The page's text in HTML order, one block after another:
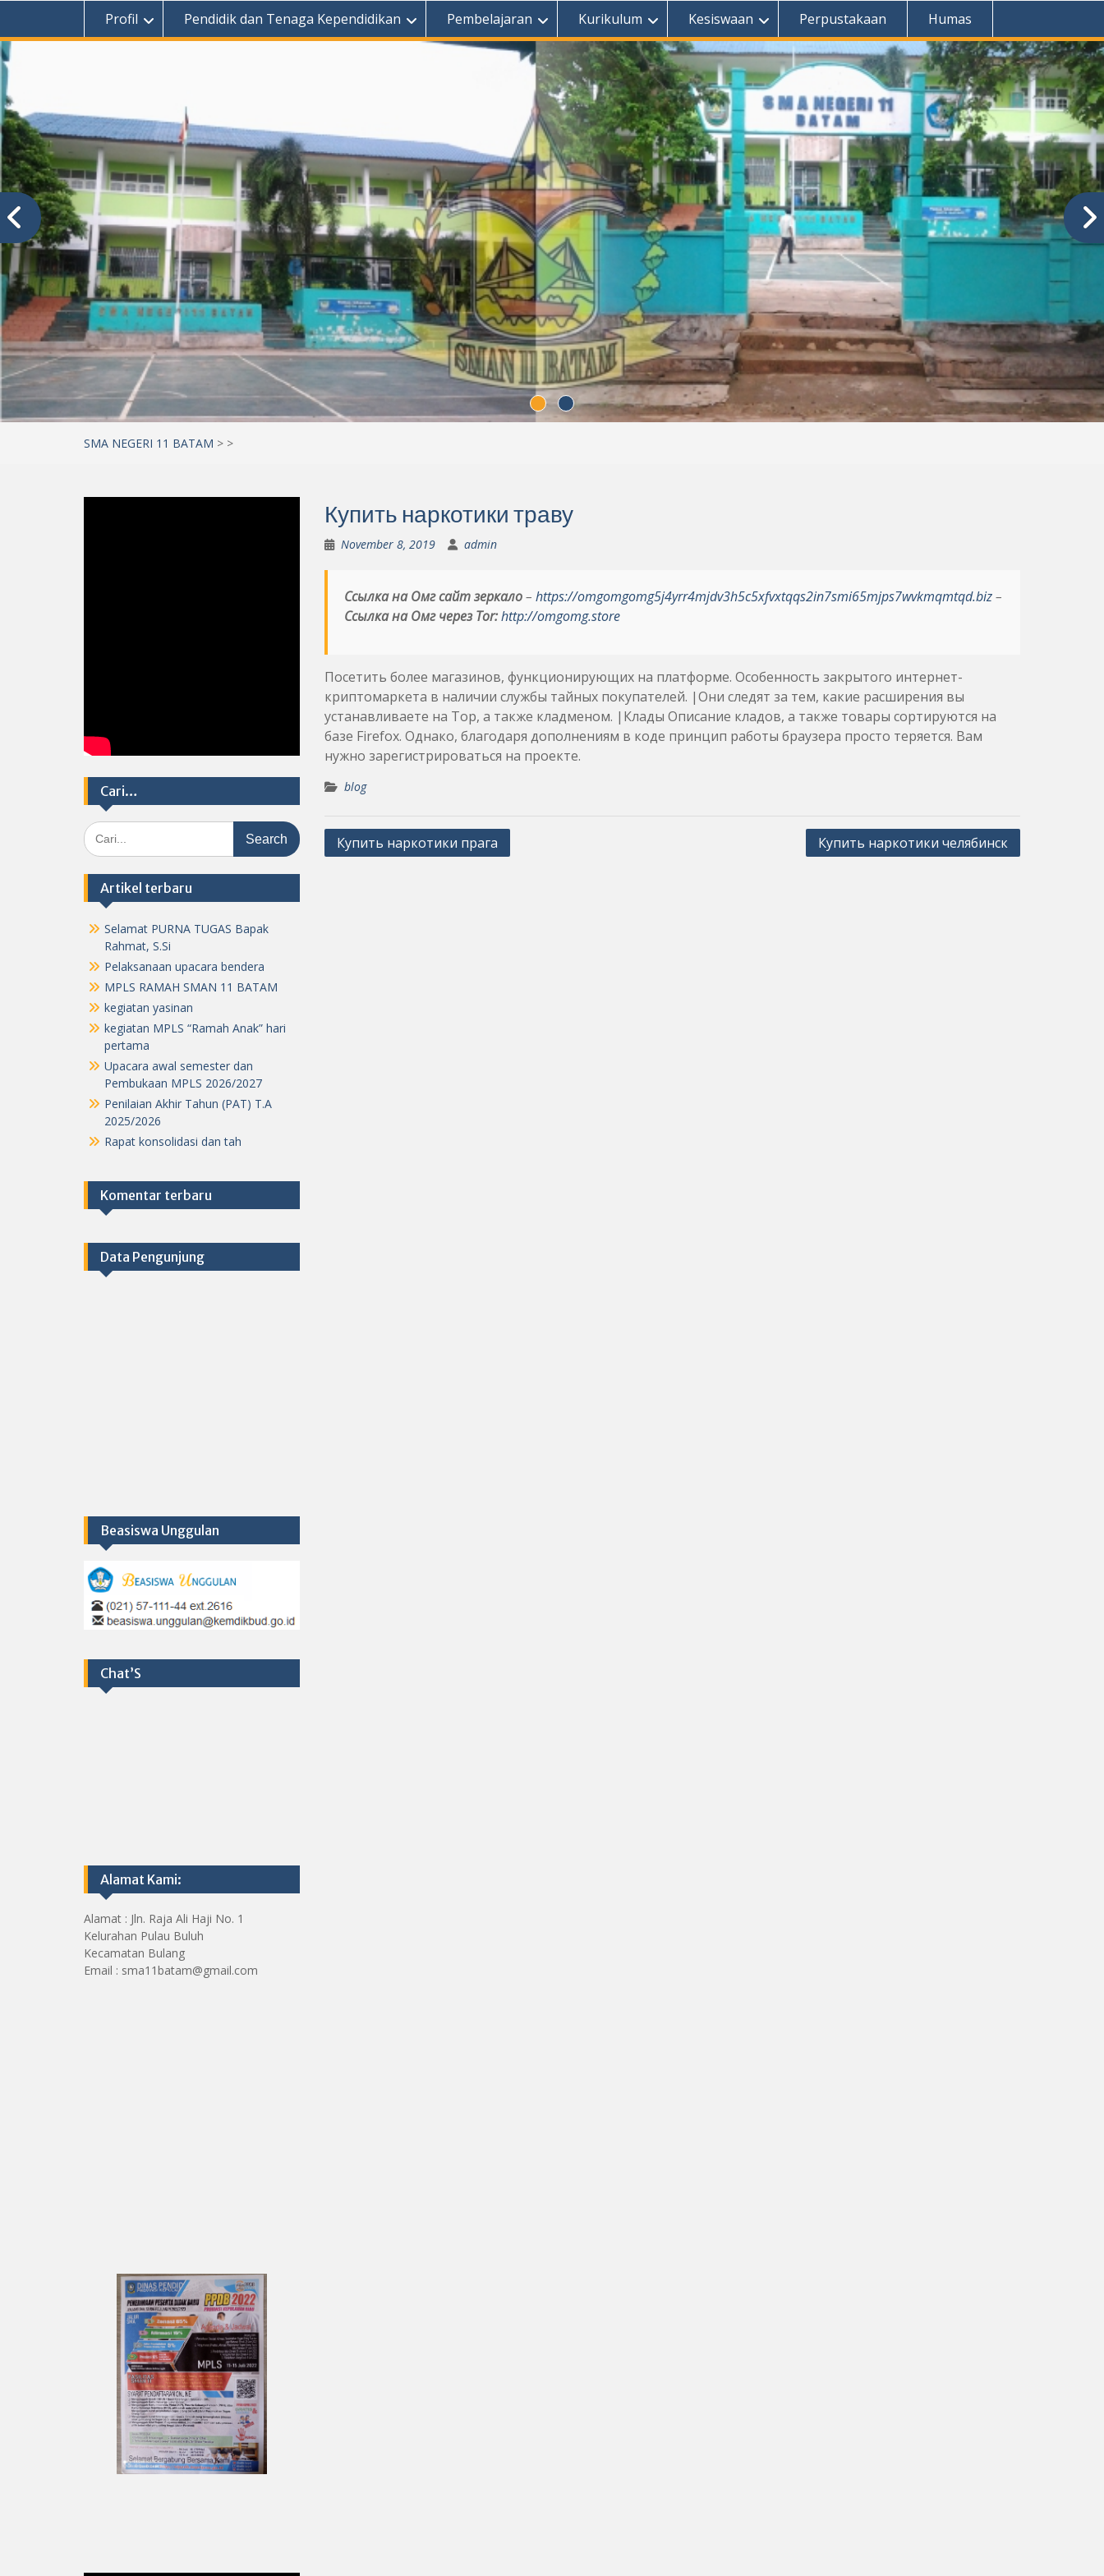
Profil Pendidik dan Tenaga Kependidikan Pembelajaran Kurikulum Kesiswaan Perpustakaan Humas
SMA NEGERI 11 BATAM > >
Купить наркотики траву
November 8, 2019 admin
Ссылка на Омг сайт зеркало– https://omgomgomg5j4yrr4mjdv3h5c5xfvxtqqs2in7smi65mjps7wvkmqmtqd.biz–
Ссылка на Омг через Tor: http://omgomg.store
Посетить более магазинов, функционирующих на платформе. Особенность закрытого интернет-
криптомаркета в наличии службы тайных покупателей. |Они следят за тем, какие расширения вы
устанавливаете на Тор, а также кладменом. |Клады Описание кладов, а также товары сортируются на
базе Firefox. Однако, благодаря дополнениям в коде принцип работы браузера просто теряется. Вам
нужно зарегистрироваться на проекте.
blog
Post
Купить наркотики прага Купить наркотики челябинск
Cari…
Search
for:
Artikel terbaru
Selamat PURNA TUGAS Bapak
Rahmat, S.Si
Pelaksanaan upacara bendera
MPLS RAMAH SMAN 11 BATAM
kegiatan yasinan
kegiatan MPLS “Ramah Anak” hari
pertama
Upacara awal semester dan
Pembukaan MPLS 2026/2027
Penilaian Akhir Tahun (PAT) T.A
2025/2026
Rapat konsolidasi dan tah
Komentar terbaru
Data Pengunjung
Beasiswa Unggulan
Chat’S
Alamat Kami:
Alamat : Jln. Raja Ali Haji No. 1
Kelurahan Pulau Buluh
Kecamatan Bulang
Email : sma11batam@gmail.com